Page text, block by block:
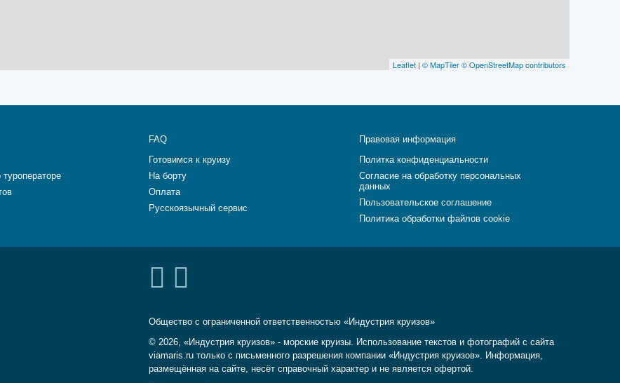
Leaflet | © MapTiler© OpenStreetMap contributors
FAQ
Готовимся к круизу
На борту
Оплата
Русскоязычный сервис
Правовая информация
Политка конфиденциальности
Согласие на обработку персональных
данных
Пользовательское соглашение
Политика обработки файлов cookie
Общество с ограниченной ответственностью «Индустрия круизов»
© 2026, «Индустрия круизов» - морские круизы. Использование текстов и фотографий с сайта
viamaris.ru только с письменного разрешения компании «Индустрия круизов». Информация,
размещённая на сайте, несёт справочный характер и не является офертой.